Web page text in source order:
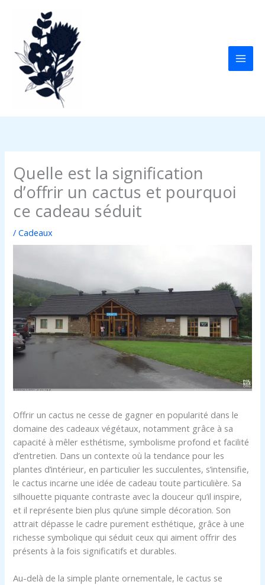
Quelle est la signification
d’offrir un cactus et pourquoi
ce cadeau séduit
/Cadeaux
Offrir un cactus ne cesse de gagner en popularité dans le
domaine des cadeaux végétaux, notamment grâce à sa
capacité à mêler esthétisme, symbolisme profond et facilité
d’entretien. Dans un contexte où la tendance pour les
plantes d’intérieur, en particulier les succulentes, s’intensifie,
le cactus incarne une idée de cadeau toute particulière. Sa
silhouette piquante contraste avec la douceur qu’il inspire,
et il représente bien plus qu’une simple décoration. Son
attrait dépasse le cadre purement esthétique, grâce à une
richesse symbolique qui séduit ceux qui aiment offrir des
présents à la fois significatifs et durables.
Au-delà de la simple plante ornementale, le cactus se